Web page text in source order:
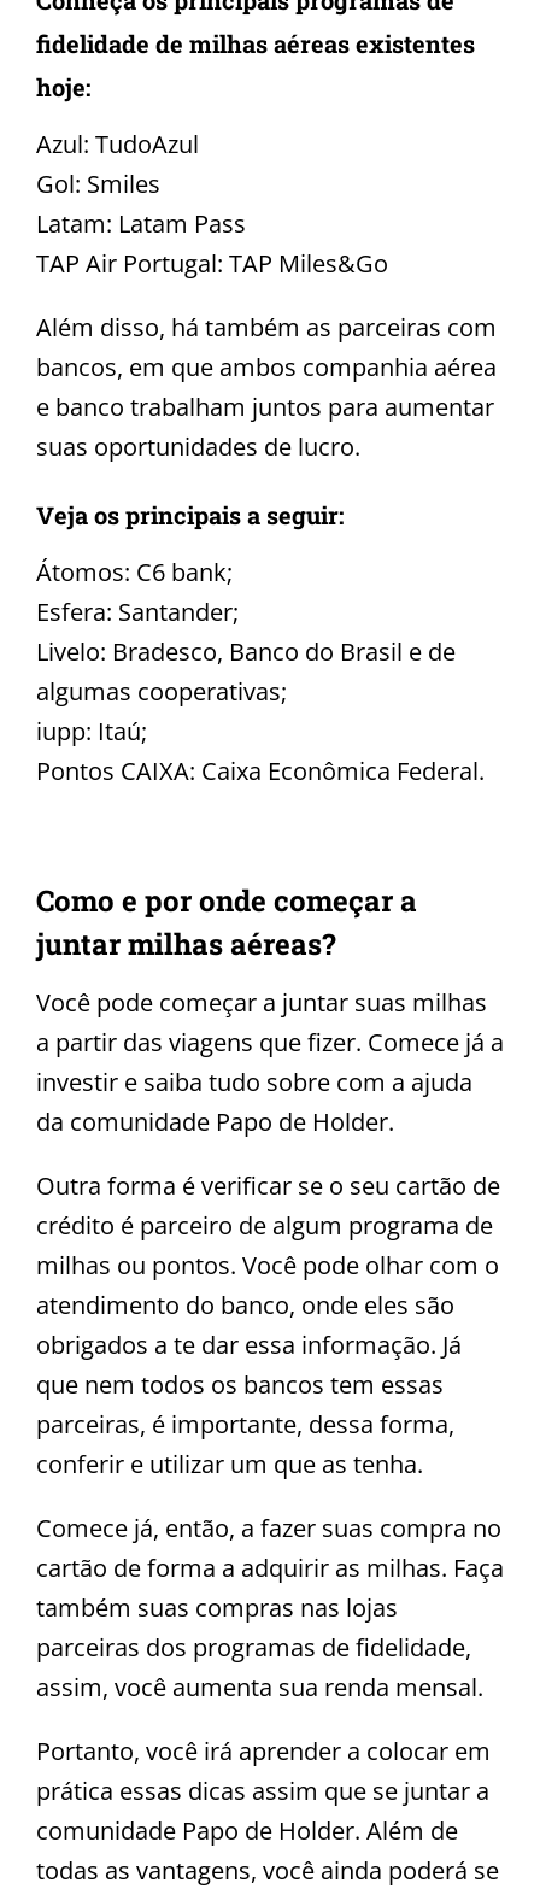
fidelidade de milhas aéreas existentes
hoje:
Azul: TudoAzul
Gol: Smiles
Latam: Latam Pass
TAP Air Portugal: TAP Miles&Go
Além disso, há também as parceiras com
bancos, em que ambos companhia aérea
e banco trabalham juntos para aumentar
suas oportunidades de lucro.
Veja os principais a seguir:
Átomos: C6 bank;
Esfera: Santander;
Livelo: Bradesco, Banco do Brasil e de
algumas cooperativas;
iupp: Itaú;
Pontos CAIXA: Caixa Econômica Federal.
Como e por onde começar a
juntar milhas aéreas?
Você pode começar a juntar suas milhas
a partir das viagens que fizer. Comece já a
investir e saiba tudo sobre com a ajuda
da comunidade Papo de Holder.
Outra forma é verificar se o seu cartão de
crédito é parceiro de algum programa de
milhas ou pontos. Você pode olhar com o
atendimento do banco, onde eles são
obrigados a te dar essa informação. Já
que nem todos os bancos tem essas
parceiras, é importante, dessa forma,
conferir e utilizar um que as tenha.
Comece já, então, a fazer suas compra no
cartão de forma a adquirir as milhas. Faça
também suas compras nas lojas
parceiras dos programas de fidelidade,
assim, você aumenta sua renda mensal.
Portanto, você irá aprender a colocar em
prática essas dicas assim que se juntar a
comunidade Papo de Holder. Além de
todas as vantagens, você ainda poderá se